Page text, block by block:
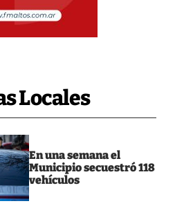
Locales
En una semana el
Municipio secuestró 118
vehículos